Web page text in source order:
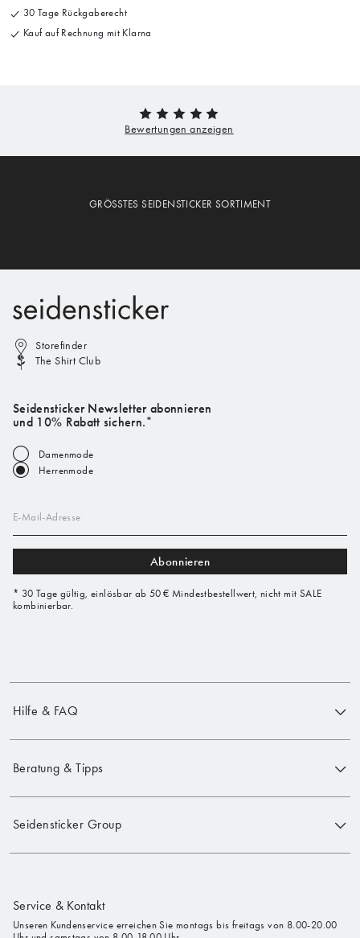
30 Tage Rückgaberecht
Kauf auf Rechnung mit Klarna
GRÖSSTES SEIDENSTICKER SORTIMENT
Storefinder
The Shirt Club
Seidensticker Newsletter abonnieren
und 10% Rabatt sichern.*
Damenmode
Herrenmode
E-Mail-Adresse
Abonnieren
* 30 Tage gültig, einlösbar ab 50 € Mindestbestellwert, nicht mit SALE
kombinierbar.
Hilfe & FAQ
Beratung & Tipps
Seidensticker Group
Service & Kontakt
Unseren Kundenservice erreichen Sie montags bis freitags von 8.00-20.00